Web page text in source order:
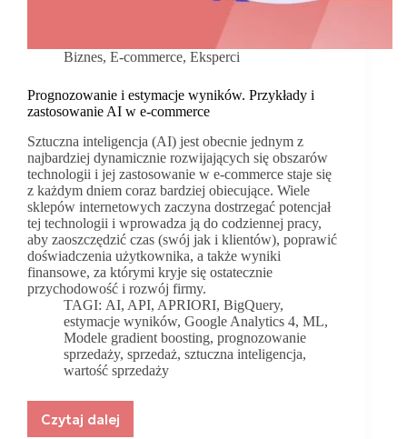
Biznes, E-commerce, Eksperci
Prognozowanie i estymacje wyników. Przykłady i
zastosowanie AI w e-commerce
Sztuczna inteligencja (AI) jest obecnie jednym z
najbardziej dynamicznie rozwijających się obszarów
technologii i jej zastosowanie w e-commerce staje się
z każdym dniem coraz bardziej obiecujące. Wiele
sklepów internetowych zaczyna dostrzegać potencjał
tej technologii i wprowadza ją do codziennej pracy,
aby zaoszczędzić czas (swój jak i klientów), poprawić
doświadczenia użytkownika, a także wyniki
finansowe, za którymi kryje się ostatecznie
przychodowość i rozwój firmy.
TAGI: AI, API, APRIORI,BigQuery,
estymacje wyników, Google Analytics 4, ML,
Modele gradient boosting, prognozowanie
sprzedaży, sprzedaż, sztuczna inteligencja,
wartość sprzedaży
Czytaj dalejPrognozowanie